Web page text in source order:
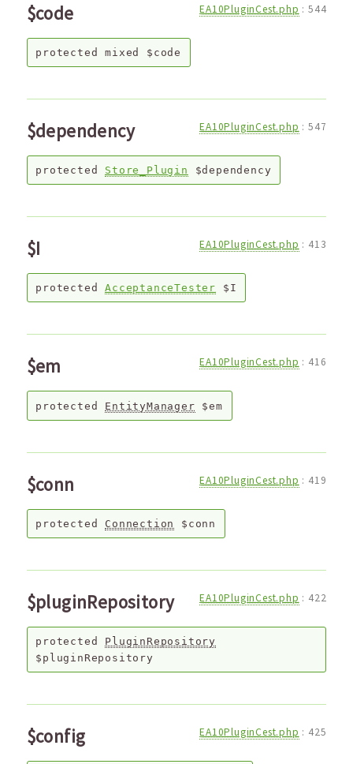
$code EA10PluginCest.php : 544
protected mixed $code
$dependency EA10PluginCest.php : 547
protected Store_Plugin $dependency
$I EA10PluginCest.php : 413
protected AcceptanceTester $I
$em EA10PluginCest.php : 416
protected EntityManager $em
$conn EA10PluginCest.php : 419
protected Connection $conn
$pluginRepository EA10PluginCest.php : 422
protected
PluginRepository
$pluginRepository
$config EA10PluginCest.php : 425